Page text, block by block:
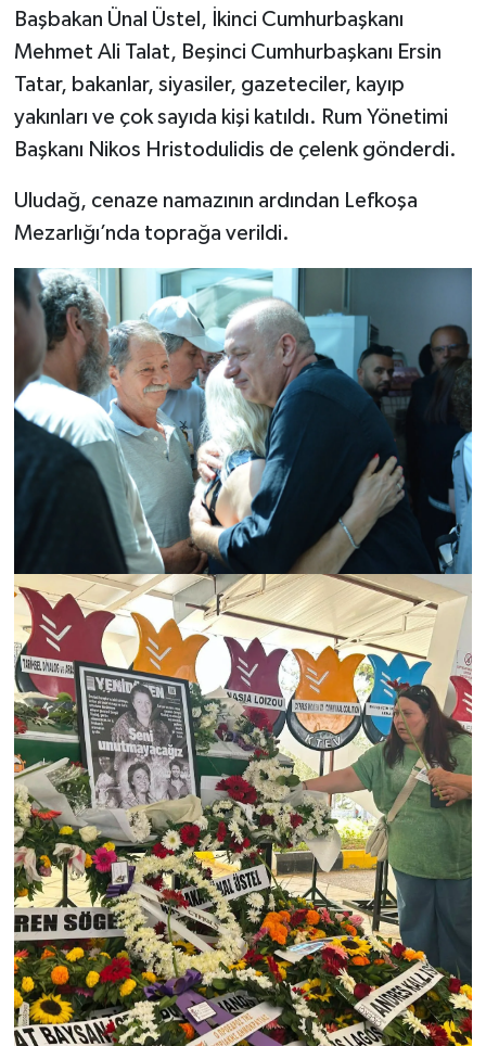
Başbakan Ünal Üstel, İkinci Cumhurbaşkanı
Mehmet Ali Talat, Beşinci Cumhurbaşkanı Ersin
Tatar, bakanlar, siyasiler, gazeteciler, kayıp
yakınları ve çok sayıda kişi katıldı. Rum Yönetimi
Başkanı Nikos Hristodulidis de çelenk gönderdi.
Uludağ, cenaze namazının ardından Lefkoşa
Mezarlığı’nda toprağa verildi.